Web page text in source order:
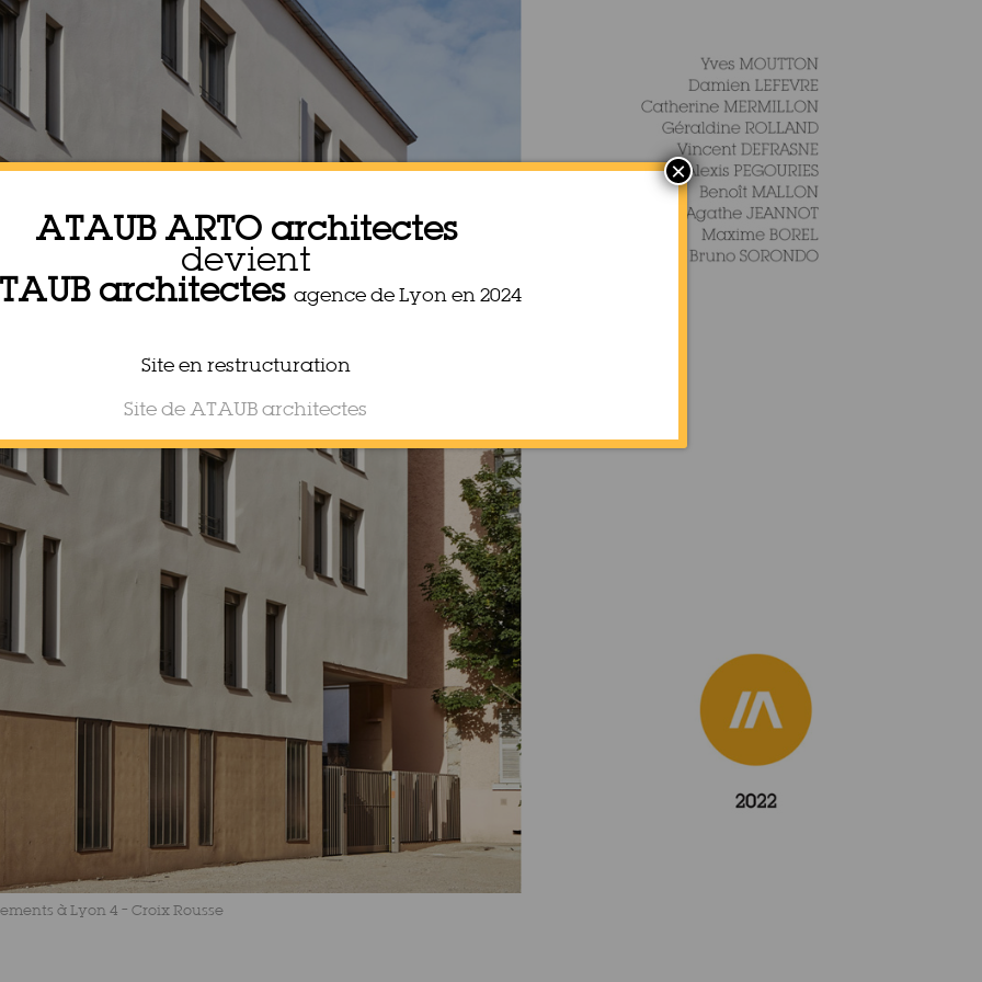
à Lyon 4 – Croix Rousse
ATAUB ARTO architectes
devient
architectes agence de Lyon en 2024
Site en restructuration
Site de ATAUB architectes
×